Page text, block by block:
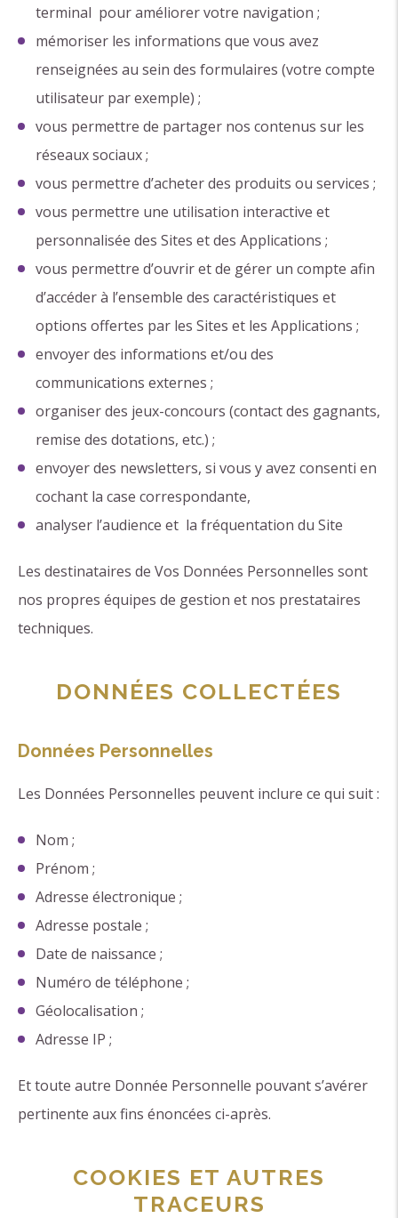
terminal pour améliorer votre navigation ;
mémoriser les informations que vous avez
renseignées au sein des formulaires (votre compte
utilisateur par exemple) ;
vous permettre de partager nos contenus sur les
réseaux sociaux ;
vous permettre d’acheter des produits ou services ;
vous permettre une utilisation interactive et
personnalisée des Sites et des Applications ;
vous permettre d’ouvrir et de gérer un compte afin
d’accéder à l’ensemble des caractéristiques et
options offertes par les Sites et les Applications ;
envoyer des informations et/ou des
communications externes ;
organiser des jeux-concours (contact des gagnants,
remise des dotations, etc.) ;
envoyer des newsletters, si vous y avez consenti en
cochant la case correspondante,
analyser l’audience et la fréquentation du Site
Les destinataires de Vos Données Personnelles sont
nos propres équipes de gestion et nos prestataires
techniques.
DONNÉES COLLECTÉES
Données Personnelles
Les Données Personnelles peuvent inclure ce qui suit :
Nom ;
Prénom ;
Adresse électronique ;
Adresse postale ;
Date de naissance ;
Numéro de téléphone ;
Géolocalisation ;
Adresse IP ;
Et toute autre Donnée Personnelle pouvant s’avérer
pertinente aux fins énoncées ci-après.
COOKIES ET AUTRES
TRACEURS